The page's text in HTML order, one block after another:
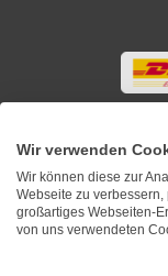
Wir verwenden
Wir können diese zur
Webseite zu
großartiges Webseiten-
von uns verwendeten